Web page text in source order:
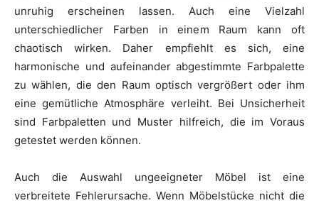
unruhig erscheinen lassen. Auch eine Vielzahl
unterschiedlicher Farben in einem Raum kann oft
chaotisch wirken. Daher empfiehlt es sich, eine
harmonische und aufeinander abgestimmte Farbpalette
zu wählen, die den Raum optisch vergrößert oder ihm
eine gemütliche Atmosphäre verleiht. Bei Unsicherheit
sind Farbpaletten und Muster hilfreich, die im Voraus
getestet werden können.
Auch die Auswahl ungeeigneter Möbel ist eine
verbreitete Fehlerursache. Wenn Möbelstücke nicht die